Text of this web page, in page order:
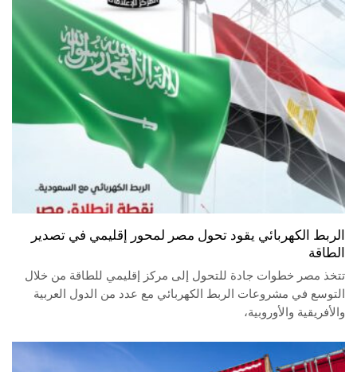
الربط الكهربائي يقود تحول مصر لمحور إقليمي في تصدير
الطاقة
تتخذ مصر خطوات جادة للتحول إلى مركز إقليمي للطاقة من خلال
التوسع في مشروعات الربط الكهربائي مع عدد من الدول العربية
والأفريقية والأوروبية،